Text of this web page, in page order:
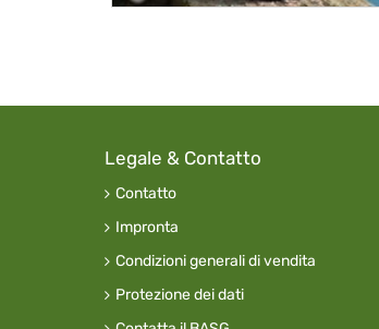
Legale & Contatto
Contatto
Impronta
Condizioni generali di vendita
Protezione dei dati